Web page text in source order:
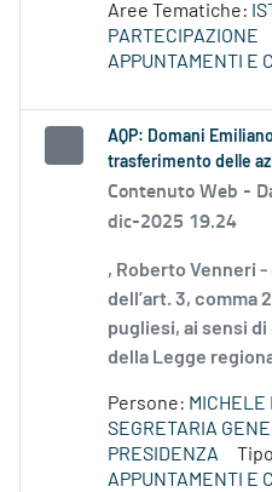
Aree Tematiche:
PARTECIPAZIONE
APPUNTAMENTI E
AQP: Domani
trasferimento delle
Contenuto Web -
dic-2025 19.24
, Roberto Venneri
dell’art. 3, comma
pugliesi, ai sensi
della Legge
Persone: MICHELE
SEGRETARIA
PRESIDENZA
APPUNTAMENTI E